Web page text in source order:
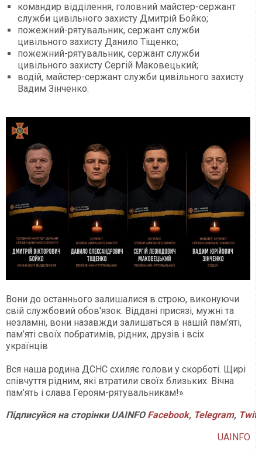
командир відділення, головний майстер-сержант
служби цивільного захисту Дмитрій Бойко;
пожежний-рятувальник, сержант служби
цивільного захисту Данило Тіщенко;
пожежний-рятувальник, сержант служби
цивільного захисту Сергій Маковецький;
водій, майстер-сержант служби цивільного захисту
Вадим Зінченко.
Вони до останнього залишалися в строю, виконуючи
свій службовий обов'язок. Віддані присязі, мужні та
незламні, вони назавжди залишаться в нашій пам’яті,
пам’яті своїх побратимів, рідних, друзів і всіх
українців
Вся наша родина ДСНС схиляє голови у скорботі. Щирі
співчуття рідним, які втратили своїх близьких. Вічна
пам’ять і слава Героям-рятувальникам!»
ПідписуйсянасторінкиUAINFO Facebook, Telegram,
UAINFO